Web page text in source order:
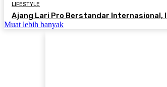
LIFESTYLE
Ajang Lari Pro Berstandar Internasional,
Muat lebih banyak